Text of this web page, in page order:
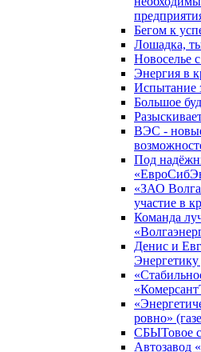
Бегом к
Лошадка,
Новоселье
Энергия в
Испытание
Большое
ВЭС -
Под
«ЗАО
участие в
Команда
Денис и
ровно»
СБЫТовое
Автозавод